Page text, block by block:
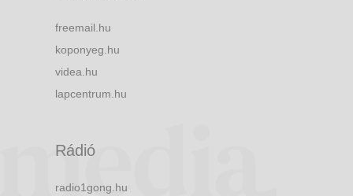
freemail.hu
koponyeg.hu
videa.hu
lapcentrum.hu
Rádió
radio1gong.hu